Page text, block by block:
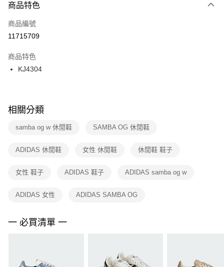
３．安心：先確認商品／服務後，再付款。
【「AFTEE先享後付」結帳流程】
１．於結帳方式選擇「AFTEE先享後付」後，將跳轉至「AFTEE先享後付」
２．訂單成立數日內，您將收到繳費通知簡訊。
３．收到繳費通知簡訊後14天內，點擊此簡訊中的連結，可透過四大超商／
ATM／網路銀行／等多元方式進行付款，方視為交易完成。
※ 交易是否成功請以「AFTEE先享後付 」之結帳頁面顯示為準，若有關於
是否繳費成功／繳費後需取消欲退款等相關疑問，請聯繫「AFTEE先享後付
客戶支援中心」https://netprotections.freshdesk.com/support/home
１．透過由恩沛科技股份有限公司提供之「AFTEE先享後付」服務完成之交
權轉讓予恩沛科技股份有限公司。
３．未成年的使用者請事先徵得法定代理人或監護人之同意方可使用
４．使用「AFTEE先享後付」時，將依據個別帳號之用戶狀況，依本公司即
恩沛科技股份有限公司將有權停止該用戶之使用額度並採取法律行動。
每筆NT$100，滿NT$1,500(含以上)免運費
宅配
每筆NT$100，滿NT$1,500(含以上)免運費
付款後門市自取
每筆NT$100，滿NT$1,500(含以上)免運費
商品特色
商品編號
11715709
商品特色
KJ4304
相關分類
samba og w 休閒鞋 SAMBA OG 休閒鞋
ADIDAS 休閒鞋 女性 休閒鞋 休閒鞋 鞋子
女性 鞋子 ADIDAS 鞋子 ADIDAS samba og w
ADIDAS 女性 ADIDAS SAMBA OG
一 必買清單 一